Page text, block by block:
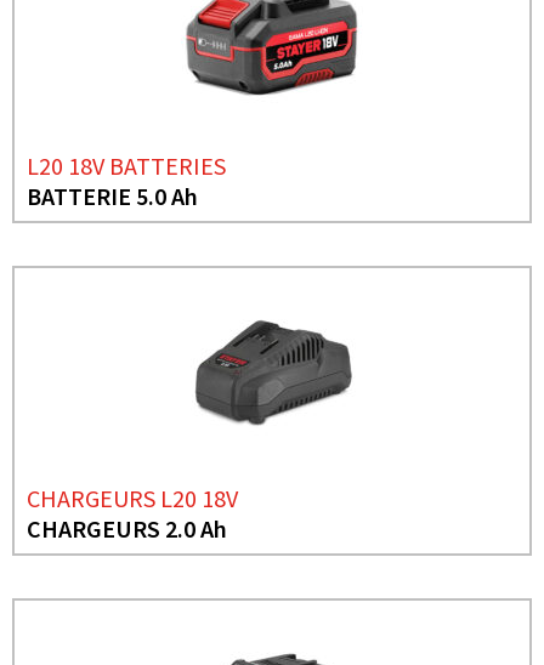
L20 18V BATTERIES
BATTERIE 5.0 Ah
CHARGEURS L20 18V
CHARGEURS 2.0 Ah